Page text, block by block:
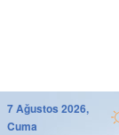
7 Ağustos 2026,
Cuma